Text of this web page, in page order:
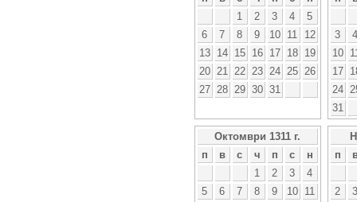
1
2 3 4
5
6
7 8 9 10 11
12
13
14 15 16 17 18
19
20
21 22 23 24 25
26
27
28 29 30 31
3
4
10
17
24
31
Октомври 1311 г.
п
в с ч п с
н
1
2 3
4
5
6 7 8 9 10
11
п
2
3